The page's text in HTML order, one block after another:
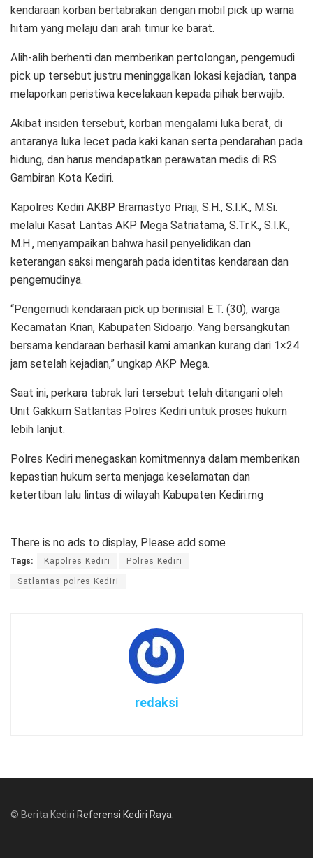
kendaraan korban bertabrakan dengan mobil pick up warna
hitam yang melaju dari arah timur ke barat.
Alih-alih berhenti dan memberikan pertolongan, pengemudi
pick up tersebut justru meninggalkan lokasi kejadian, tanpa
melaporkan peristiwa kecelakaan kepada pihak berwajib.
Akibat insiden tersebut, korban mengalami luka berat, di
antaranya luka lecet pada kaki kanan serta pendarahan pada
hidung, dan harus mendapatkan perawatan medis di RS
Gambiran Kota Kediri.
Kapolres Kediri AKBP Bramastyo Priaji, S.H., S.I.K., M.Si.
melalui Kasat Lantas AKP Mega Satriatama, S.Tr.K., S.I.K.,
M.H., menyampaikan bahwa hasil penyelidikan dan
keterangan saksi mengarah pada identitas kendaraan dan
pengemudinya.
“Pengemudi kendaraan pick up berinisial E.T. (30), warga
Kecamatan Krian, Kabupaten Sidoarjo. Yang bersangkutan
bersama kendaraan berhasil kami amankan kurang dari 1×24
jam setelah kejadian,” ungkap AKP Mega.
Saat ini, perkara tabrak lari tersebut telah ditangani oleh
Unit Gakkum Satlantas Polres Kediri untuk proses hukum
lebih lanjut.
Polres Kediri menegaskan komitmennya dalam memberikan
kepastian hukum serta menjaga keselamatan dan
ketertiban lalu lintas di wilayah Kabupaten Kediri.mg
There is no ads to display, Please add some
Tags: Kapolres Kediri Polres Kediri
Satlantas polres Kediri
redaksi
© Berita Kediri Referensi Kediri Raya